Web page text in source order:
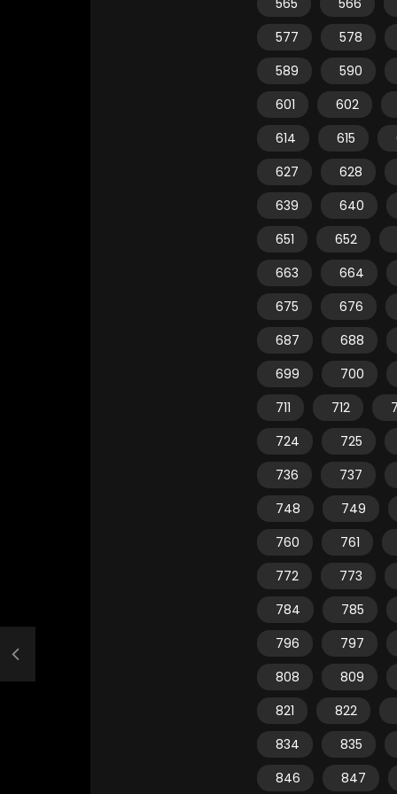
565
566
577
578
589
590
601
602
614
615
627
628
639
640
651
652
663
664
675
676
687
688
699
700
711
712
724
725
736
737
748
749
760
761
772
773
784
785
796
797
808
809
821
822
834
835
846
847